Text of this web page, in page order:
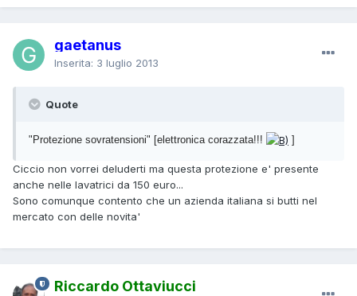
gaetanus
Inserita: 3 luglio 2013
Quote
"Protezione sovratensioni" [elettronica corazzata!!! ]
Ciccio non vorrei deluderti ma questa protezione e' presente
anche nelle lavatrici da 150 euro...
Sono comunque contento che un azienda italiana si butti nel
mercato con delle novita'
Riccardo Ottaviucci